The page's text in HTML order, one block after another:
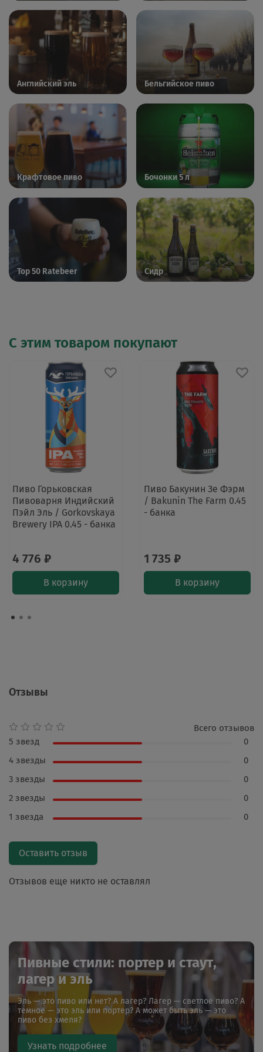
Английский эль Бельгийское пиво
Крафтовое пиво Бочонки 5 л
Top 50 Ratebeer Сидр
С этим товаром покупают
Пиво Горьковская
Пивоварня Индийский
Пэйл Эль / Gorkovskaya
Brewery IPA 0.45 - банка
4 776 ₽
В корзину
Пиво Бакунин Зе Фэрм
/ Bakunin The Farm 0.45
- банка
1 735 ₽
В корзину
Отзывы
Отзывов еще никто не оставлял
Всего отзывов
5 звезд
0
4 звезды
0
3 звезды
0
2 звезды
0
1 звезда
0
Оставить отзыв
Пивные стили: портер и стаут,
лагер и эль
Эль — это пиво или нет? А лагер? Лагер — светлое пиво? А
темное — это эль или портер? А может быть эль — это
пиво без хмеля?
Узнать подробнее